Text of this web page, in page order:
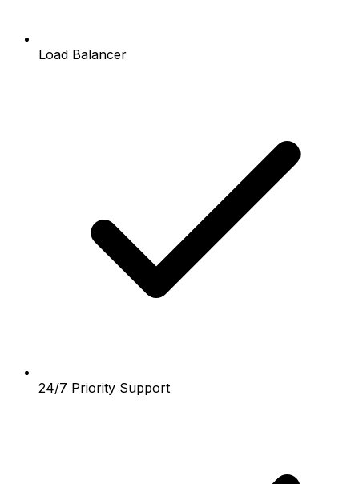
Load Balancer
24/7 Priority Support